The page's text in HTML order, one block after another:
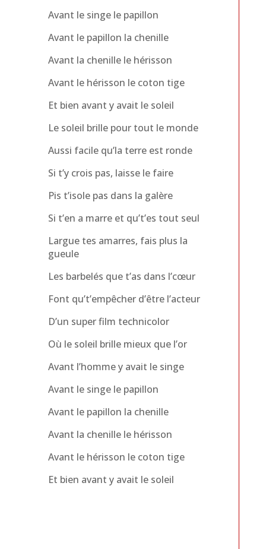
Avant le singe le papillon
Avant le papillon la chenille
Avant la chenille le hérisson
Avant le hérisson le coton tige
Et bien avant y avait le soleil
Le soleil brille pour tout le monde
Aussi facile qu’la terre est ronde
Si t’y crois pas, laisse le faire
Pis t’isole pas dans la galère
Si t’en a marre et qu’t’es tout seul
Largue tes amarres, fais plus la
gueule
Les barbelés que t’as dans l’cœur
Font qu’t’empêcher d’être l’acteur
D’un super film technicolor
Où le soleil brille mieux que l’or
Avant l’homme y avait le singe
Avant le singe le papillon
Avant le papillon la chenille
Avant la chenille le hérisson
Avant le hérisson le coton tige
Et bien avant y avait le soleil